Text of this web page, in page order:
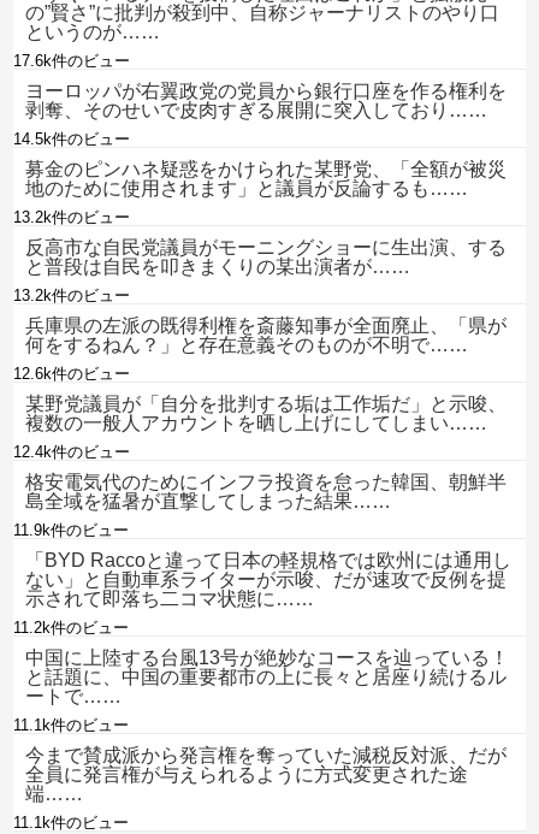
の”賢さ”に批判が殺到中、自称ジャーナリストのやり口
というのが……
17.6k件のビュー
ヨーロッパが右翼政党の党員から銀行口座を作る権利を
剥奪、そのせいで皮肉すぎる展開に突入しており……
14.5k件のビュー
募金のピンハネ疑惑をかけられた某野党、「全額が被災
地のために使用されます」と議員が反論するも……
13.2k件のビュー
反高市な自民党議員がモーニングショーに生出演、する
と普段は自民を叩きまくりの某出演者が……
13.2k件のビュー
兵庫県の左派の既得利権を斎藤知事が全面廃止、「県が
何をするねん？」と存在意義そのものが不明で……
12.6k件のビュー
某野党議員が「自分を批判する垢は工作垢だ」と示唆、
複数の一般人アカウントを晒し上げにしてしまい……
12.4k件のビュー
格安電気代のためにインフラ投資を怠った韓国、朝鮮半
島全域を猛暑が直撃してしまった結果……
11.9k件のビュー
「BYD Raccoと違って日本の軽規格では欧州には通用し
ない」と自動車系ライターが示唆、だが速攻で反例を提
示されて即落ち二コマ状態に……
11.2k件のビュー
中国に上陸する台風13号が絶妙なコースを辿っている！
と話題に、中国の重要都市の上に長々と居座り続けるル
ートで……
11.1k件のビュー
今まで賛成派から発言権を奪っていた減税反対派、だが
全員に発言権が与えられるように方式変更された途
端……
11.1k件のビュー